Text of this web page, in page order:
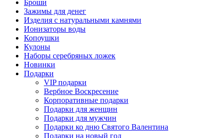
Броши
Зажимы для денег
Изделия с натуральными камнями
Ионизаторы воды
Копоушки
Кулоны
Наборы серебряных ложек
Новинки
Подарки
VIP подарки
Вербное Воскресение
Корпоративные подарки
Подарки для женщин
Подарки для мужчин
Подарки ко дню Святого Валентина
Подарки на новый год